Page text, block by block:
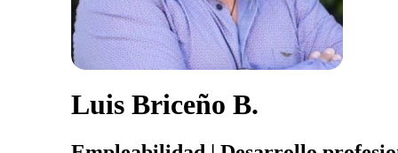
Luis Briceño B.